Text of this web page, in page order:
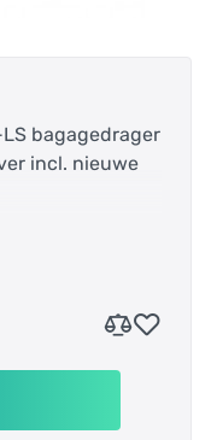
bagagedrager
incl. nieuwe
wordt gebruikt
acculader en
modellen